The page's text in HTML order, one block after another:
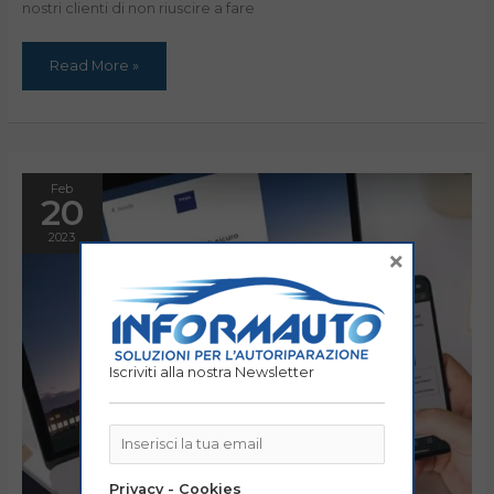
nostri clienti di non riuscire a fare
Read More »
Feb
20
2023
Iscriviti alla nostra Newsletter
Privacy - Cookies
×